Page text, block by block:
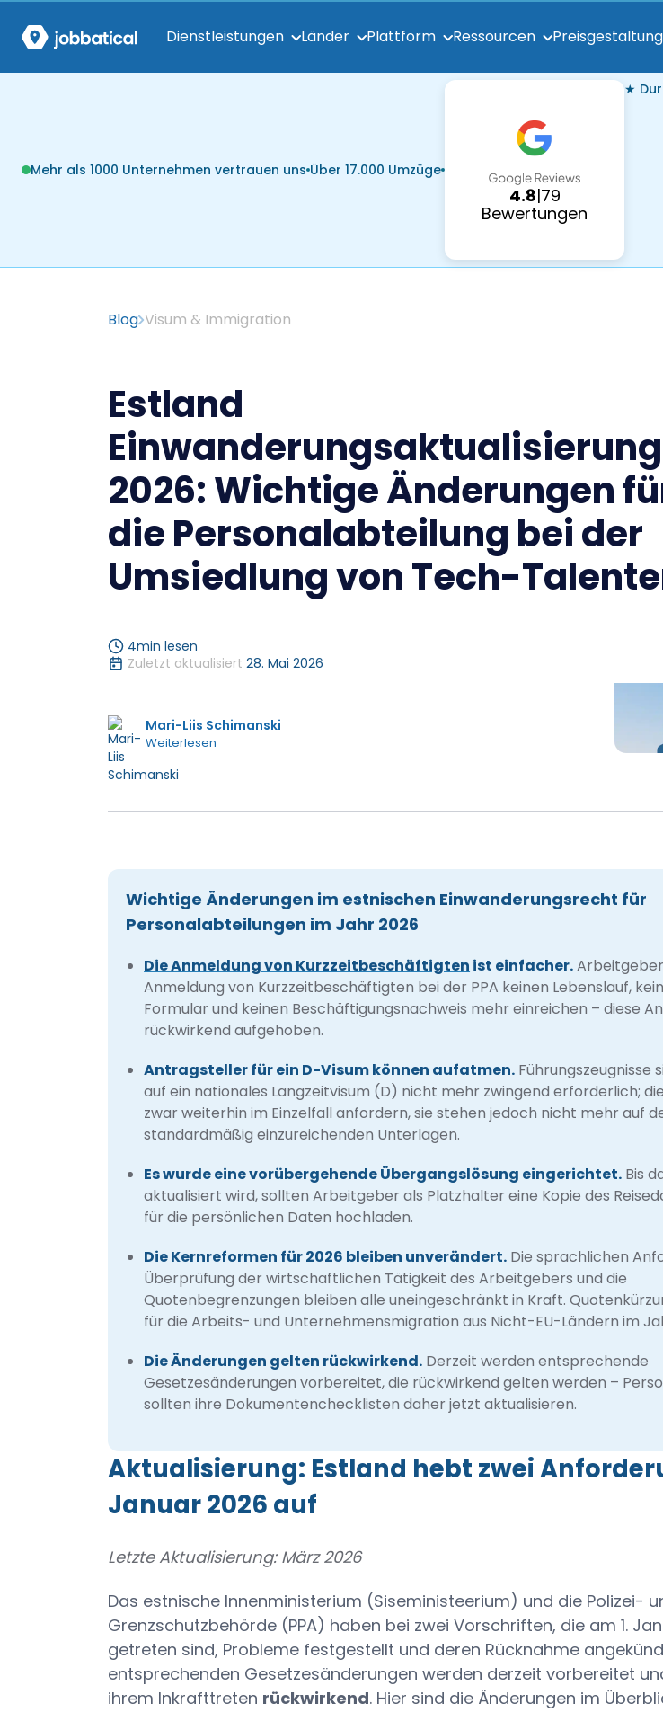
Dienstleistungen Länder Plattform Ressourcen Preisgestaltung
Mehr als 1000 Unternehmen vertrauen uns Über 17.000 Umzüge
4.8|79
Bewertungen
★
Blog Visum & Immigration
Estland
2026: Wichtige Änderungen
die Personalabteilung bei der
Umsiedlung von Tech-
4min lesen
Zuletzt aktualisiert 28. Mai 2026
Mari-Liis Schimanski
Weiterlesen
Wichtige Änderungen im estnischen Einwanderungsrecht für
Personalabteilungen im Jahr 2026
Die Anmeldung von Kurzzeitbeschäftigten ist einfacher.
Anmeldung von Kurzzeitbeschäftigten bei der PPA keinen Lebenslauf,
Formular und keinen Beschäftigungsnachweis mehr einreichen – diese
rückwirkend aufgehoben.
Antragsteller für ein D-Visum können aufatmen. Führungszeugnisse
auf ein nationales Langzeitvisum (D) nicht mehr zwingend erforderlich;
zwar weiterhin im Einzelfall anfordern, sie stehen jedoch nicht mehr auf
standardmäßig einzureichenden Unterlagen.
Es wurde eine vorübergehende Übergangslösung eingerichtet. Bis
aktualisiert wird, sollten Arbeitgeber als Platzhalter eine Kopie des
für die persönlichen Daten hochladen.
Die Kernreformen für 2026 bleiben unverändert. Die sprachlichen
Überprüfung der wirtschaftlichen Tätigkeit des Arbeitgebers und die
Quotenbegrenzungen bleiben alle uneingeschränkt in Kraft.
für die Arbeits- und Unternehmensmigration aus Nicht-EU-Ländern im
Die Änderungen gelten rückwirkend. Derzeit werden entsprechende
Gesetzesänderungen vorbereitet, die rückwirkend gelten werden –
sollten ihre Dokumentenchecklisten daher jetzt aktualisieren.
Aktualisierung: Estland hebt zwei
Januar 2026 auf
Letzte Aktualisierung: März 2026
Das estnische Innenministerium (Siseministeerium) und die Polizei-
Grenzschutzbehörde (PPA) haben bei zwei Vorschriften, die am 1.
getreten sind, Probleme festgestellt und deren Rücknahme
entsprechenden Gesetzesänderungen werden derzeit vorbereitet
ihrem Inkrafttreten rückwirkend. Hier sind die Änderungen im